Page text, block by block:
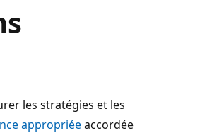
les stratégies et les
appropriéeaccordée